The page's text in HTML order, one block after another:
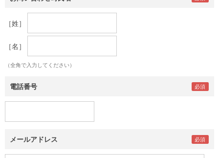
［姓］
［名］
（全角で入力してください）
電話番号
メールアドレス